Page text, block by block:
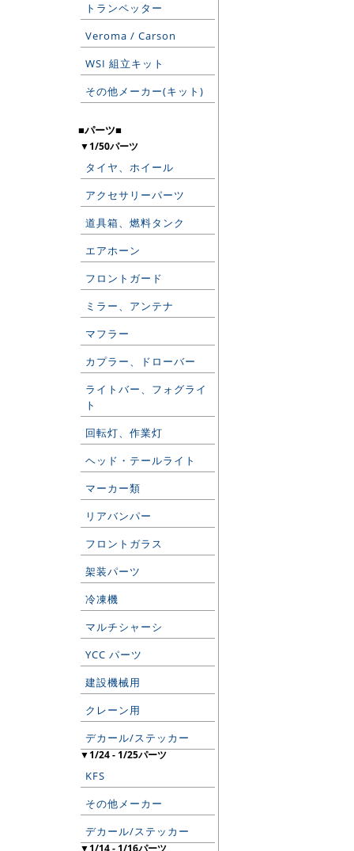
トランペッター
Veroma / Carson
WSI 組立キット
その他メーカー(キット)
■パーツ■
▼1/50パーツ
タイヤ、ホイール
アクセサリーパーツ
道具箱、燃料タンク
エアホーン
フロントガード
ミラー、アンテナ
マフラー
カプラー、ドローバー
ライトバー、フォグライ
ト
回転灯、作業灯
ヘッド・テールライト
マーカー類
リアバンパー
フロントガラス
架装パーツ
冷凍機
マルチシャーシ
YCC パーツ
建設機械用
クレーン用
デカール/ステッカー
▼1/24 - 1/25パーツ
KFS
その他メーカー
デカール/ステッカー
▼1/14 - 1/16パーツ